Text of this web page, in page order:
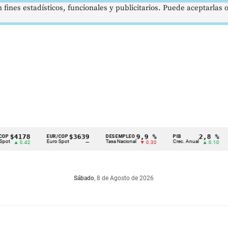
EUR/COP
Euro Spot
$3639
—
DESEMPLEO
Tasa Nacional
9,9 %
▼ 0.30
PIB
Crec. Anual
2,8 %
▲ 0.10
TRM
Tasa
Sábado, 8 de Agosto de 2026
estadísticos, funcionales y publicitarios. Puede aceptarlas